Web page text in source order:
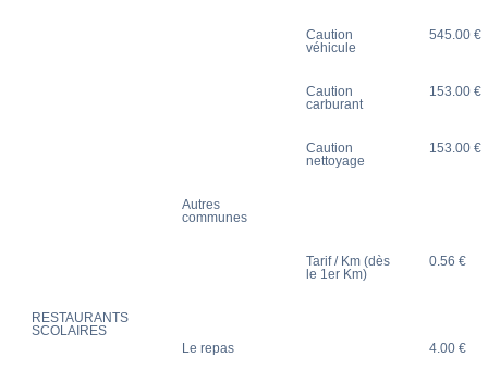
Caution
véhicule
545.00 €
Caution
carburant
153.00 €
Caution
nettoyage
153.00 €
Autres
communes
Tarif / Km (dès
le 1er Km)
0.56 €
RESTAURANTS
SCOLAIRES
Le repas
4.00 €